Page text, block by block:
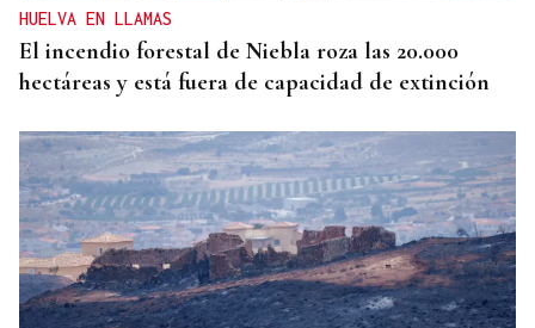
HUELVA EN LLAMAS
El incendio forestal de Niebla roza las 20.000
hectáreas y está fuera de capacidad de extinción